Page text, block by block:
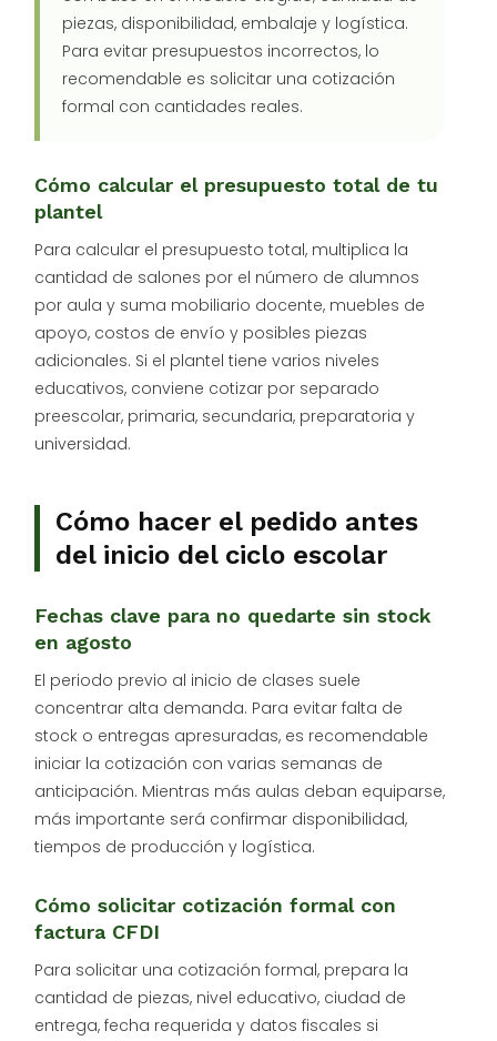
piezas, disponibilidad, embalaje y logística.
Para evitar presupuestos incorrectos, lo
recomendable es solicitar una cotización
formal con cantidades reales.
Cómo calcular el presupuesto total de tu
plantel
Para calcular el presupuesto total, multiplica la
cantidad de salones por el número de alumnos
por aula y suma mobiliario docente, muebles de
apoyo, costos de envío y posibles piezas
adicionales. Si el plantel tiene varios niveles
educativos, conviene cotizar por separado
preescolar, primaria, secundaria, preparatoria y
universidad.
Cómo hacer el pedido antes
del inicio del ciclo escolar
Fechas clave para no quedarte sin stock
en agosto
El periodo previo al inicio de clases suele
concentrar alta demanda. Para evitar falta de
stock o entregas apresuradas, es recomendable
iniciar la cotización con varias semanas de
anticipación. Mientras más aulas deban equiparse,
más importante será confirmar disponibilidad,
tiempos de producción y logística.
Cómo solicitar cotización formal con
factura CFDI
Para solicitar una cotización formal, prepara la
cantidad de piezas, nivel educativo, ciudad de
entrega, fecha requerida y datos fiscales si